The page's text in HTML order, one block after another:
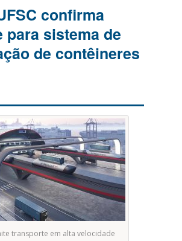
confirma
para sistema de
de contêineres
transporte em alta velocidade